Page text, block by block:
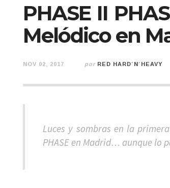
PHASE II
Melódico en
NOV 02, 2017 por RED HARD´N´HEAVY
Luces y sombras en la
PHASE en Madrid… aunque lo